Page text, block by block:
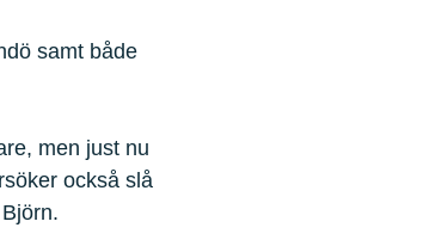
samt både
men just nu
också slå